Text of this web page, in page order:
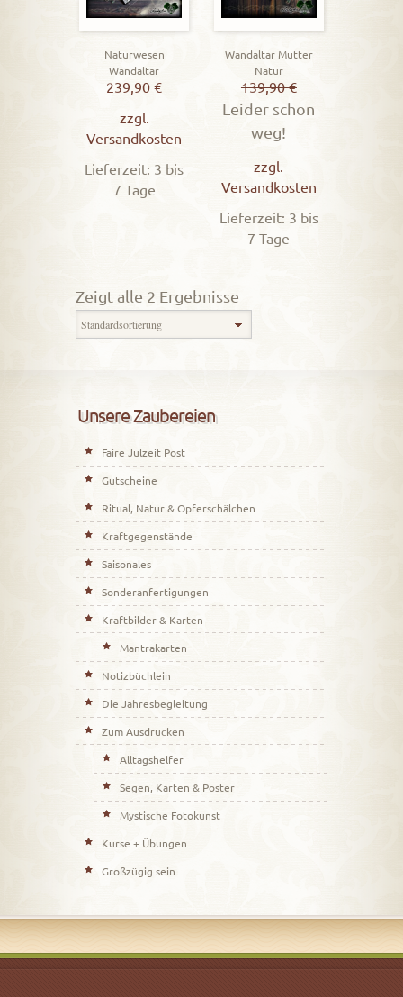
Naturwesen
Wandaltar
239,90€
zzgl.
Versandkosten
Lieferzeit: 3 bis
7 Tage
Wandaltar Mutter
Natur
139,90€
Leider schon
weg!
zzgl.
Versandkosten
Lieferzeit: 3 bis
7 Tage
Zeigt alle 2 Ergebnisse
Unsere Zaubereien
Faire Julzeit Post
Gutscheine
Ritual, Natur & Opferschälchen
Kraftgegenstände
Saisonales
Sonderanfertigungen
Kraftbilder & Karten
Mantrakarten
Notizbüchlein
Die Jahresbegleitung
Zum Ausdrucken
Alltagshelfer
Segen, Karten & Poster
Mystische Fotokunst
Kurse + Übungen
Großzügig sein